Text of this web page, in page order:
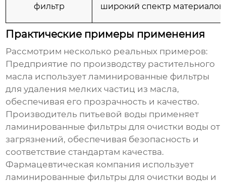
фильтр
широкий спектр материалов.
Практические примеры применения
Рассмотрим несколько реальных примеров:
Предприятие по производству растительного
масла используетламинированные фильтры
для удаления мелких частиц из масла,
обеспечивая его прозрачность и качество.
Производитель питьевой воды применяет
ламинированные фильтры для очистки воды от
загрязнений, обеспечивая безопасность и
соответствие стандартам качества.
Фармацевтическая компания использует
ламинированные фильтры для очистки воды и